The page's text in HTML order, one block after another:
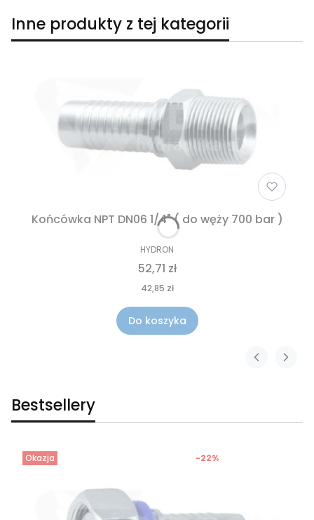
Inne produkty z tej kategorii
Końcówka NPT DN06 1/4" ( do węży 700 bar )
HYDRON
52,71 zł
42,85 zł
Do koszyka
Bestsellery
Okazja -22%